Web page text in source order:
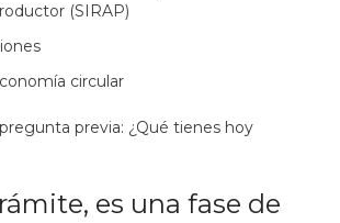
(SIRAP)
circular
previa: ¿Qué tienes hoy
es una fase de